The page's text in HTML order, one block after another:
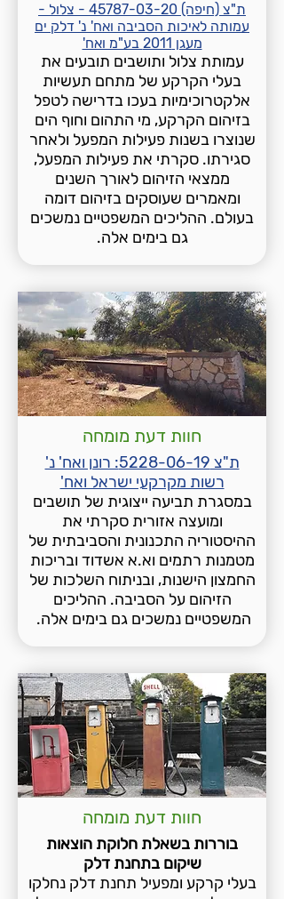
ת"צ (חיפה) 45787-03-20 - צלול -
עמותה לאיכות הסביבה ואח' נ' דלק ים
מעגן 2011 בע"מ ואח'
עמותת צלול ותושבים תובעים את
בעלי הקרקע של מתחם תעשיות
אלקטרוכימיות בעכו בדרישה לטפל
בזיהום הקרקע, מי התהום וחוף הים
שנוצרו בשנות פעילות המפעל ולאחר
סגירתו. סקרתי את פעילות המפעל,
ממצאי הזיהום לאורך השנים
ומאמרים שעוסקים בזיהום דומה
בעולם. ההליכים המשפטיים נמשכים
גם בימים אלה.
חוות דעת מומחה
ת"צ 5228-06-19: רונן ואח' נ'
רשות מקרקעי ישראל ואח'
במסגרת תביעה ייצוגית של תושבים
ומועצה אזורית סקרתי את
ההיסטוריה התכנונית והסביבתית של
מטמנות רתמים וא.א אשדוד ובריכות
החמצון הישנות, ובניתוח השלכות של
הזיהום על הסביבה.​ ההליכים
המשפטיים נמשכים גם בימים אלה.
חוות דעת מומחה
בוררות בשאלת חלוקת הוצאות
שיקום בתחנת דלק
בעלי קרקע ומפעיל תחנת דלק נחלקו